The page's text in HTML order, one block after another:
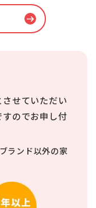
せていただい
のでお申し付
ランド以外の家